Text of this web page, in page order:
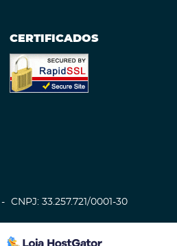
CERTIFICADOS
CNPJ: 33.257.721/0001-30